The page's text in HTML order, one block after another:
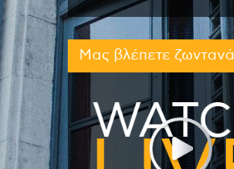
Μας βλέπετε ζωντανά